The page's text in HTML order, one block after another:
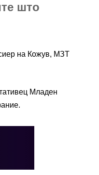
што
на Кожув, МЗТ
Младен